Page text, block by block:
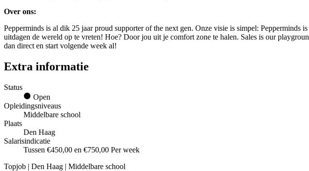
Over ons:
Pepperminds is al dik 25 jaar proud supporter of the next gen. Onze visie is simpel:
uitdagen de wereld op te vreten! Hoe? Door jou uit je comfort zone te halen. Sales is our
dan direct en start volgende week al!
Extra informatie
Status
Open
Opleidingsniveaus
Middelbare school
Plaats
Den Haag
Salarisindicatie
Tussen €450,00 en €750,00 Per week
Topjob | Den Haag | Middelbare school